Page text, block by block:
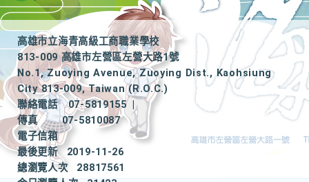
高雄市立海青高級工商職業學校
813-009 高雄市左營區左營大路1號
No.1, Zuoying Avenue, Zuoying Dist., Kaohsiung
City 813-009, Taiwan (R.O.C.)
聯絡電話
07-5819155
|
傳真
07-5810087
電子信箱
最後更新
2019-11-26
總瀏覽人次
28817561